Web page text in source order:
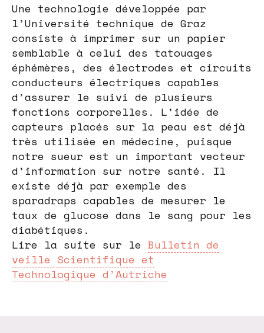
Une technologie développée par
l’Université technique de Graz
consiste à imprimer sur un papier
semblable à celui des tatouages
éphémères, des électrodes et circuits
conducteurs électriques capables
d’assurer le suivi de plusieurs
fonctions corporelles. L’idée de
capteurs placés sur la peau est déjà
très utilisée en médecine, puisque
notre sueur est un important vecteur
d’information sur notre santé. Il
existe déjà par exemple des
sparadraps capables de mesurer le
taux de glucose dans le sang pour les
diabétiques.
Lire la suite sur le Bulletin de
veille Scientifique et
Technologique d’Autriche